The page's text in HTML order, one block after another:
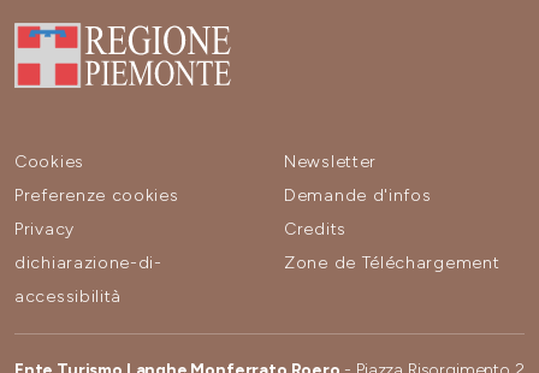
Cookies
Preferenze cookies
Privacy
dichiarazione-di-
accessibilità
Newsletter
Demande d'infos
Credits
Zone de Téléchargement